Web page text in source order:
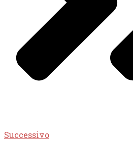
Successivo